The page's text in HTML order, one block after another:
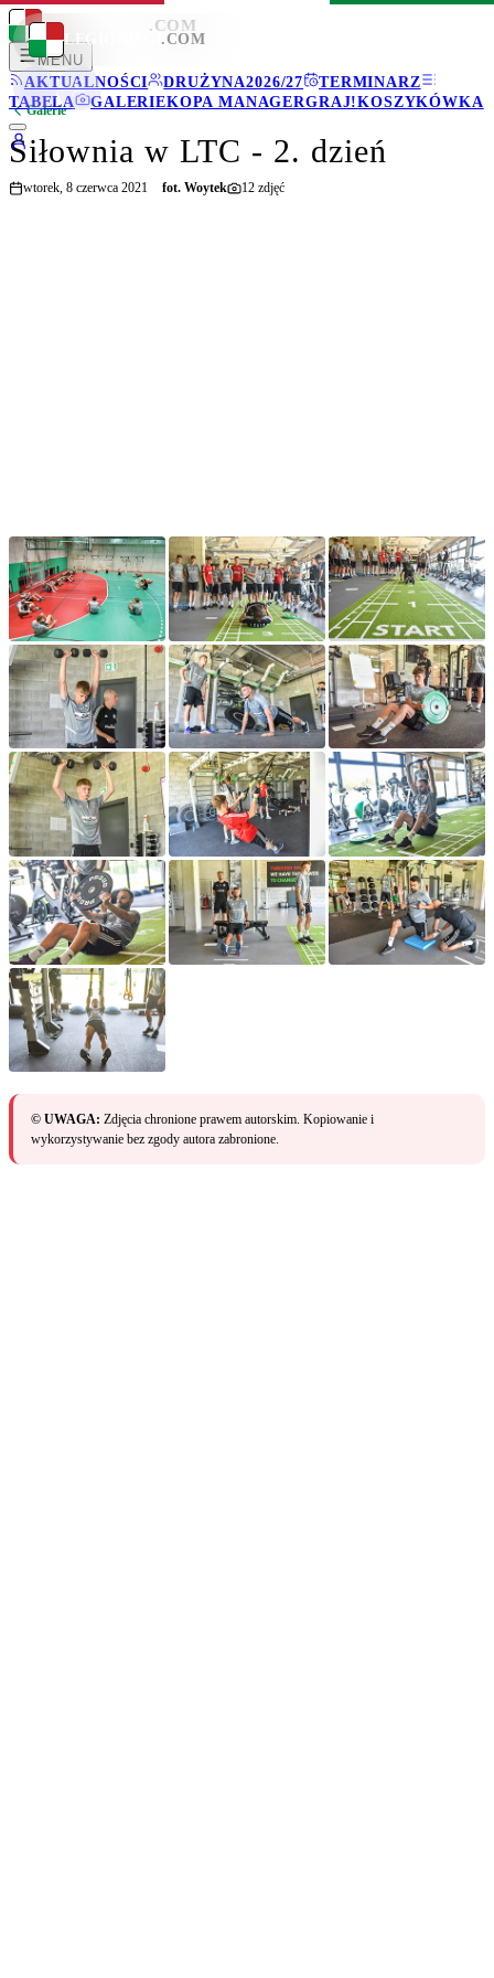
LEGIONISCI .COM
MENU
AKTUALNOŚCI
DRUŻYNA2026/27
TERMINARZ
TABELA
GALERIEKOPA MANAGERGRAJ!KOSZYKÓWKA
LEGIONISCI .COM
Galerie
Siłownia w LTC - 2. dzień
wtorek, 8 czerwca 2021 fot. Woytek 12 zdjęć
© UWAGA: Zdjęcia chronione prawem autorskim. Kopiowanie i
wykorzystywanie bez zgody autora zabronione.